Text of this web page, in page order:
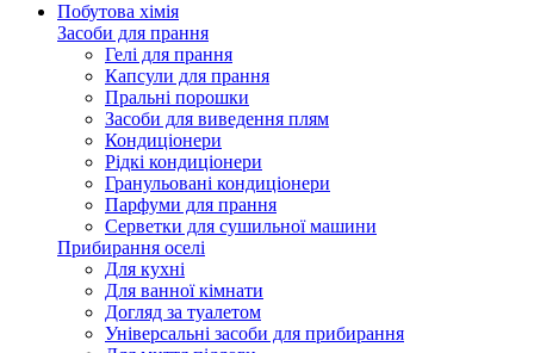
Побутова хімія
Засоби для прання
Гелі для прання
Капсули для прання
Пральні порошки
Засоби для виведення плям
Кондиціонери
Рідкі кондиціонери
Гранульовані кондиціонери
Парфуми для прання
Серветки для сушильної машини
Прибирання оселі
Для кухні
Для ванної кімнати
Догляд за туалетом
Універсальні засоби для прибирання